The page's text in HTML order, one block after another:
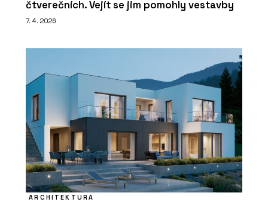
čtverečních. Vejít se jim pomohly vestavby
7. 4. 2026
ARCHITEKTURA